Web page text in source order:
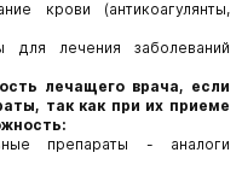
крови (антикоагулянты,
для лечения заболеваний
лечащего врача, если
так как при их приеме
препараты - аналоги